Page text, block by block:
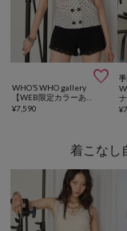

WHO’S WHO gallery
¥7,590
¥
着こなし